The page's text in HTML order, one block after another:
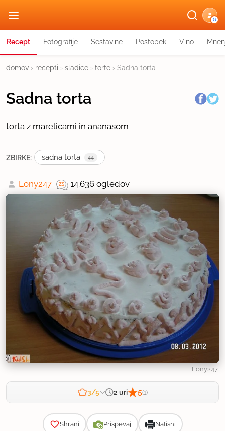
G
Recept Fotografije Sestavine Postopek Vino
domov › recepti › sladice › torte › Sadna torta
Sadna torta
torta z marelicami in ananasom
ZBIRKE: sadna torta 44
Lony247 14.636 ogledov
Lony247
3/5 2 uri 5(1)
Shrani Prispevaj Natisni